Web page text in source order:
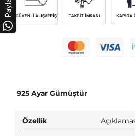
925 Ayar Gümüştür
Özellik
Paylaş